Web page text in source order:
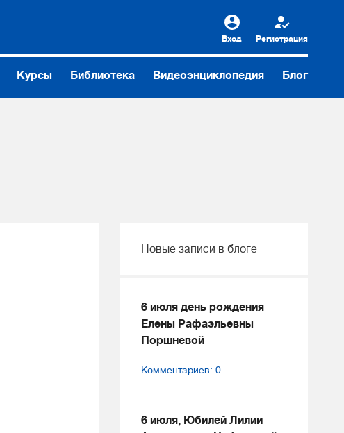
Вход Регистрация
Курсы Библиотека Видеоэнциклопедия Блог
Новые записи в блоге
6 июля день рождения
Елены Рафаэльевны
Поршневой
Комментариев: 0
6 июля, Юбилей Лилии